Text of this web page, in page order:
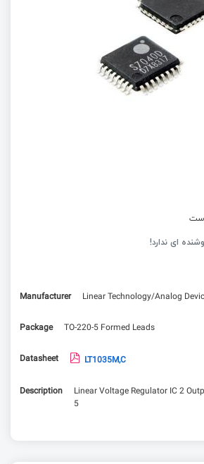
ای ندارد!
Manufacturer
Linear Technology/Analog
Package TO-220-5 Formed Leads
Datasheet LT1035M,C
Description
Linear Voltage Regulator IC 2
5